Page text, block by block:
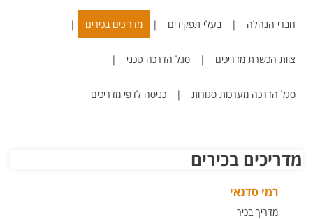
חברי הנהלה | בעלי תפקידים | מדריכים בכירים |
צוות הכשרת מדריכים | סגל הדרכה טכני |
סגל הדרכה מערכות סגורות | כניסה לדפי מדריכים
מדריכים בכירים
רמי סדנאי
מדריך בכיר